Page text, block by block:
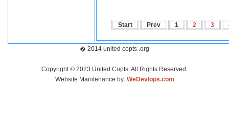
Start Prev 1 2 3
� 2014 united copts .org
Copyright © 2023 United Copts. All Rights Reserved.
Website Maintenance by: WeDevlops.com